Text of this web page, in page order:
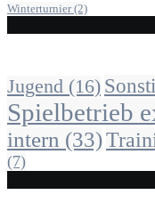
Winterturnier(2)
Jugend (16)
Spielbetrieb
intern (33)
(7)